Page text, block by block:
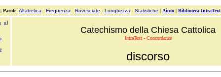
Parole: Alfabetica - Frequenza - Rovesciate - Lunghezza - Statistiche | Aiuto | Biblioteca IntraText
»]
Catechismo della Chiesa Cattolica
IntraText - Concordanze
discorso